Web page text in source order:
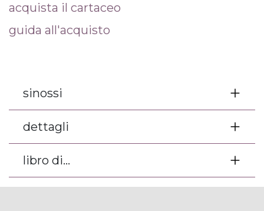
acquista il cartaceo
guida all'acquisto
sinossi
dettagli
libro di...